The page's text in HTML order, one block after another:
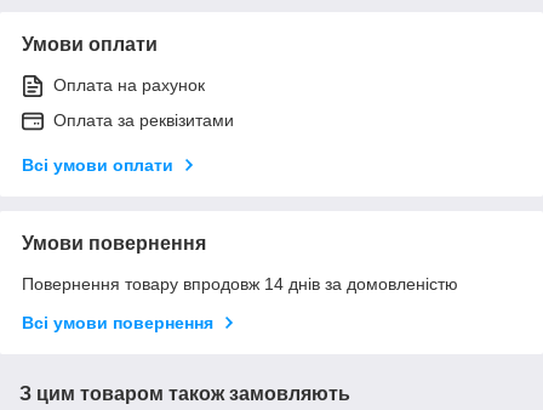
Умови оплати
Оплата на рахунок
Оплата за реквізитами
Всі умови оплати
Умови повернення
Повернення товару впродовж 14 днів за домовленістю
Всі умови повернення
З цим товаром також замовляють